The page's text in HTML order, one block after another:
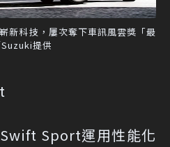
新科技，屢次奪下車訊風雲獎「最
提供
Sport運用性能化